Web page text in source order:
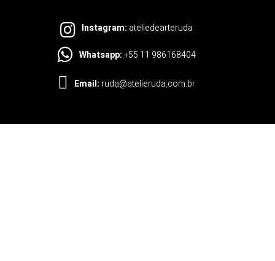
Instagram: ateliedearteruda
Whatsapp:+55 11 986168404
Email: ruda@atelieruda.com.br